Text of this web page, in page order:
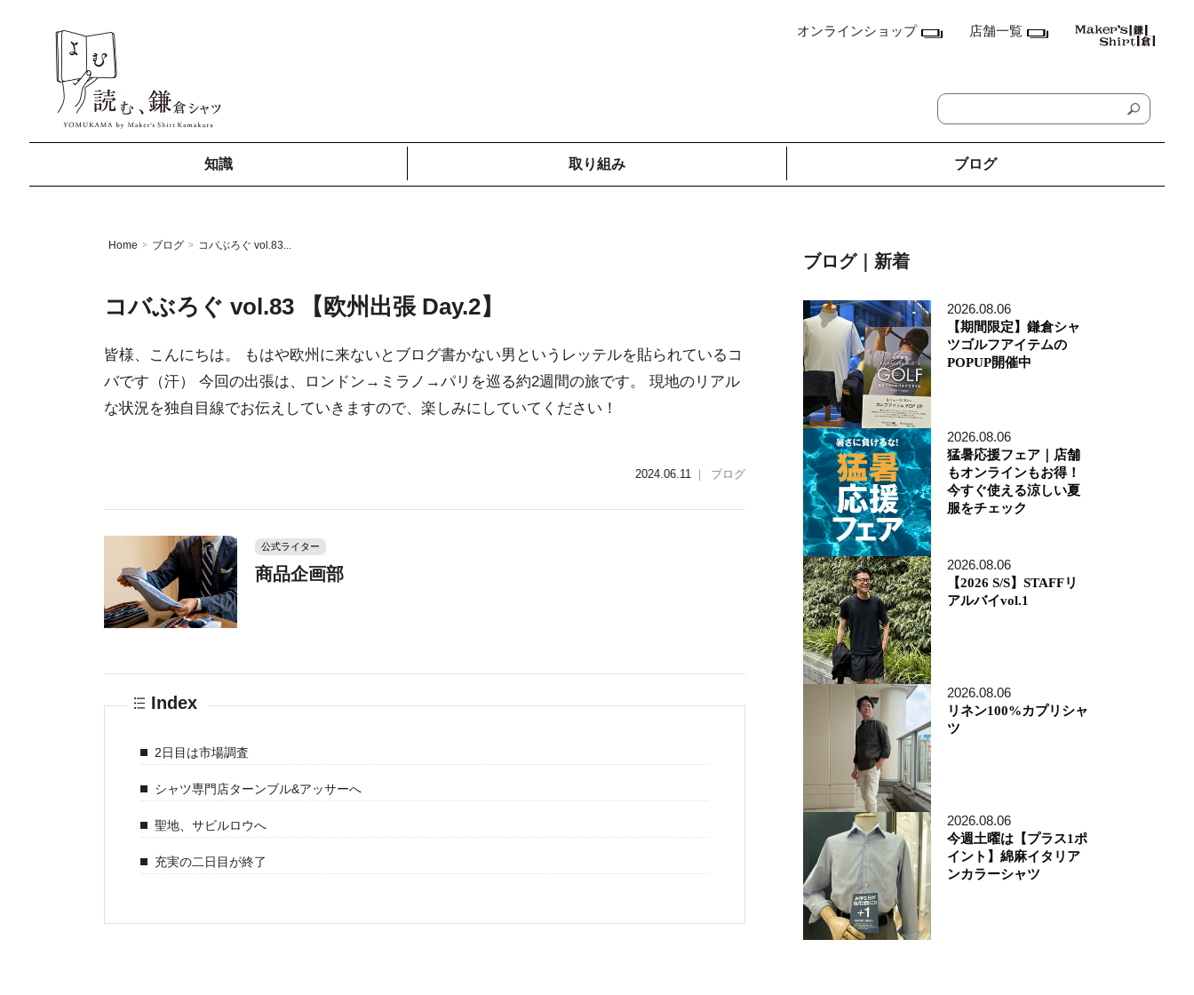
オンラインショップ 店舗一覧
知識 取り組み ブログ
横浜店
ラゾーナ川崎プラザ店
東京都
丸の内丸ビル店
MEN'S アキバ・トリム店
MEN'S 東京ミッドタウン八重洲店
銀座店
アトレ品川店
MEN'S 新宿店
自由が丘MAST店
二子玉川店
MEN'S 渋谷マークシティ店
アトレ恵比寿店
池袋ショッピングパーク店
その他の都道府県
札幌アピア店
仙台シリウス・一番町店
CoCoLo新潟店
名古屋店
京都四条烏丸 三井ビル店
大阪うめきた店
MEN'S 神戸北野坂店
博多深見パークビルディング店
その他
オンラインショップ
商品企画部
人事部（採用）
プレス
貞末奈名子
ディレクター貞末哲兵
貞末タミ子
鎌倉事業構想室
デザイン開発本部
くろすとしゆき
Home > ブログ > コバぶろぐ vol.83...
コバぶろぐ vol.83 【欧州出張 Day.2】
皆様、こんにちは。 もはや欧州に来ないとブログ書かない男というレッテルを貼られているコ
バです（汗） 今回の出張は、ロンドン→ミラノ→パリを巡る約2週間の旅です。 現地のリアル
な状況を独自目線でお伝えしていきますので、楽しみにしていてください！
2024.06.11 ｜ ブログ
公式ライター
商品企画部
Index
2日目は市場調査
シャツ専門店ターンブル&アッサーへ
聖地、サビルロウへ
充実の二日目が終了
ブログ｜新着
2026.08.06
【期間限定】鎌倉シャ
ツゴルフアイテムの
POPUP開催中
2026.08.06
猛暑応援フェア｜店舗
もオンラインもお得！
今すぐ使える涼しい夏
服をチェック
2026.08.06
【2026 S/S】STAFFリ
アルバイvol.1
2026.08.06
リネン100%カプリシャ
ツ
2026.08.06
今週土曜は【プラス1ポ
イント】綿麻イタリア
ンカラーシャツ